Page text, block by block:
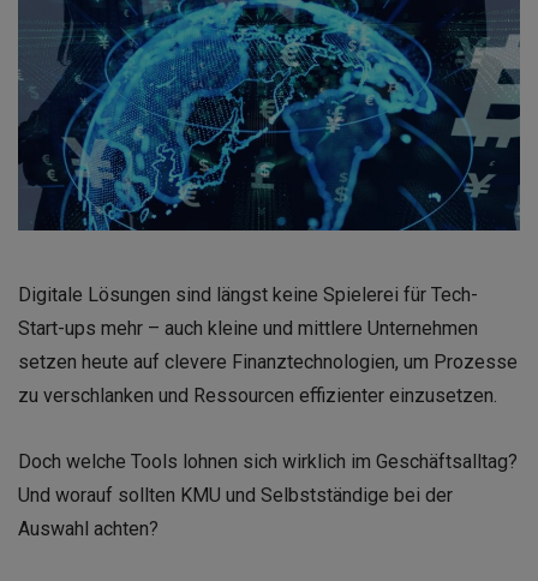
Digitale Lösungen sind längst keine Spielerei für Tech-
Start-ups mehr – auch kleine und mittlere Unternehmen
setzen heute auf clevere Finanztechnologien, um Prozesse
zu verschlanken und Ressourcen effizienter einzusetzen.
Doch welche Tools lohnen sich wirklich im Geschäftsalltag?
Und worauf sollten KMU und Selbstständige bei der
Auswahl achten?